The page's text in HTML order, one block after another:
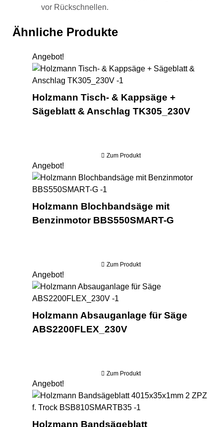
vor Rückschnellen.
Ähnliche Produkte
Angebot!
Holzmann Tisch- & Kappsäge +
Sägeblatt & Anschlag TK305_230V
Zum Produkt
Angebot!
Holzmann Blochbandsäge mit
Benzinmotor BBS550SMART-G
Zum Produkt
Angebot!
Holzmann Absauganlage für Säge
ABS2200FLEX_230V
Zum Produkt
Angebot!
Holzmann Bandsägeblatt